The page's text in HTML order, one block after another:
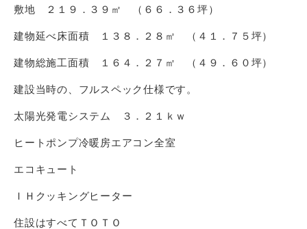
敷地 ２１９．３９㎡ （６６．３６坪）
建物延べ床面積 １３８．２８㎡ （４１．７５坪）
建物総施工面積 １６４．２７㎡ （４９．６０坪）
建設当時の、フルスペック仕様です。
太陽光発電システム ３．２１ｋｗ
ヒートポンプ冷暖房エアコン全室
エコキュート
ＩＨクッキングヒーター
住設はすべてＴＯＴＯ